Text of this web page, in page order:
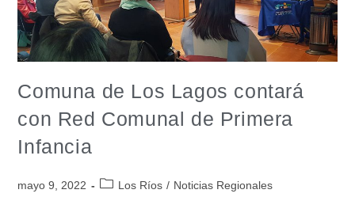
Comuna de Los Lagos contará
con Red Comunal de Primera
Infancia
mayo 9, 2022 Los Ríos / Noticias Regionales